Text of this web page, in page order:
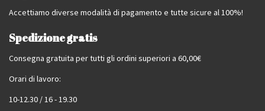
Accettiamo diverse modalità di pagamento e tutte sicure al 100%!
Spedizione gratis
Consegna gratuita per tutti gli ordini superiori a 60,00€
Orari di lavoro:
10-12.30 / 16 - 19.30